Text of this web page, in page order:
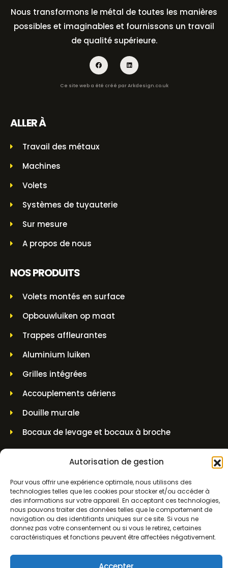
Autorisation de gestion
Pour vous offrir une expérience optimale, nous utilisons des
technologies telles que les cookies pour stocker et/ou accéder à
des informations sur votre appareil. En acceptant ces technologies,
nous pouvons traiter des données telles que le comportement de
navigation ou des identifiants uniques sur ce site. Si vous ne
donnez pas votre consentement ou si vous le retirez, certaines
caractéristiques et fonctions peuvent être affectées négativement.
Nous transformons le métal de toutes les manières
possibles et imaginables et fournissons un travail
de qualité supérieure.
Ce site web a été créé parArkdesign.co.uk
ALLER À
Travail des métaux
Machines
Volets
Systèmes de tuyauterie
Sur mesure
A propos de nous
NOS PRODUITS
Volets montés en surface
Opbouwluiken op maat
Trappes affleurantes
Aluminium luiken
Grilles intégrées
Accouplements aériens
Douille murale
Bocaux de levage et bocaux à broche
INFORMATIONS SUR LES CONTACTS
Molenwerf 5 1911 DB Uitgeest
info@bezo.nl
+31(0)251-311208
Conditions générales d'utilisation